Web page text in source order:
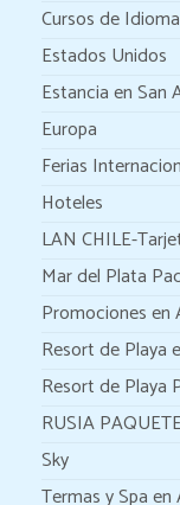
Cursos de
Estados Unidos
Estancia en San
Europa
Ferias
Hoteles
LAN CHILE-
Mar del Plata
Promociones en
Resort de Playa
Resort de Playa
RUSIA
Sky
Termas y Spa